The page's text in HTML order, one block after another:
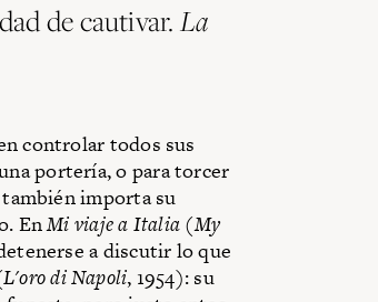
de cautivar. La
controlar todos sus
portería, o para torcer
también importa su
EnMi viaje a Italia (My
a discutir lo que
L'oro di Napoli, 1954): su